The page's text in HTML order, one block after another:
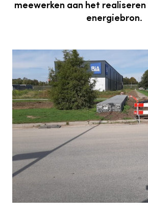
meewerken aan het realiseren
energiebron.